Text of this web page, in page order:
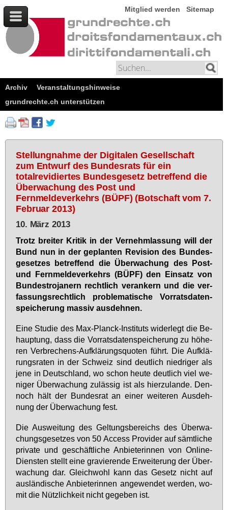
Mitglied werden Sitemap
Archiv
Veranstaltungshinweise
grundrechte.ch unterstützen
Stellungnahme der Digitalen Gesellschaft
zum Entwurf des Bundesrats für ein
totalrevidiertes Bundesgesetz betreffend die
Überwachung des Post und
Fernmeldeverkehrs (BÜPF) (Botschaft vom 7.
Februar 2013)
10. März 2013
Trotz brei­ter Kri­tik in der Ver­nehm­las­sung will der
Bund nun in der ge­plan­ten Re­vi­si­on des Bun­des­
ge­set­zes be­tref­fend die Über­wa­chung des Post-
und Fern­mel­de­ver­kehrs (BÜPF) den Ein­satz von
Bun­de­stro­ja­nern recht­lich ver­an­kern und die ver­
fas­sungs­recht­lich pro­ble­ma­ti­sche Vor­rats­da­ten­
spei­che­rung mas­siv aus­deh­nen.
Ei­ne Stu­die des Max-Planck-In­sti­tuts wi­der­legt die Be­
haup­tung, dass die Vor­rats­da­ten­spei­che­rung zu hö­he­
ren Ver­bre­chens-Auf­klä­rungs­quo­ten führt. Die Auf­klä­
rungs­ra­ten in der Schweiz sind deut­lich nied­ri­ger als
je­ne in Deutsch­land, wo schon heu­te deut­lich viel we­
ni­ger Über­wa­chung zu­läs­sig ist als hier­zu­lan­de. Den­
noch hält der Bun­des­rat an ei­ner wei­te­ren Aus­deh­
nung der Über­wa­chung fest.
Die Aus­wei­tung des Gel­tungs­be­reichs des Über­wa­
chungs­ge­set­zes von 50 Ac­cess Pro­vi­der auf sämt­li­che
pri­va­te und ge­schäft­li­che An­bie­te­rin­nen von On­line-
Diens­ten stellt ei­ne gra­vie­ren­de Er­wei­te­rung der Über­
wa­chung dar. Gleich­wohl kann das Ge­setz nicht auf
aus­län­di­sche An­bie­te­rin­nen an­ge­wen­det wer­den, wo­
mit die Nütz­lich­keit nicht ge­ge­ben ist.